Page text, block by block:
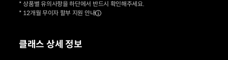
클래스 상세 정보
* 상품별 유의사항을 하단에서 반드시 확인해주세요.
* 12개월 무이자 할부 지원 안내